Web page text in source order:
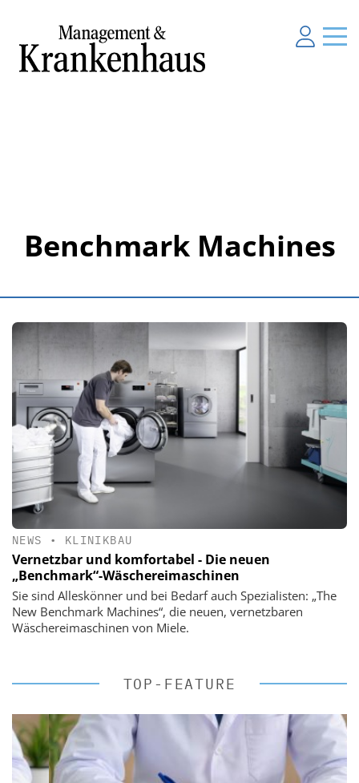
Benchmark Machines
NEWS • KLINIKBAU
Vernetzbar und komfortabel - Die neuen
„Benchmark“-Wäschereimaschinen
Sie sind Alleskönner und bei Bedarf auch Spezialisten: „The
New Benchmark Machines“, die neuen, vernetzbaren
Wäschereimaschinen von Miele.
TOP-FEATURE